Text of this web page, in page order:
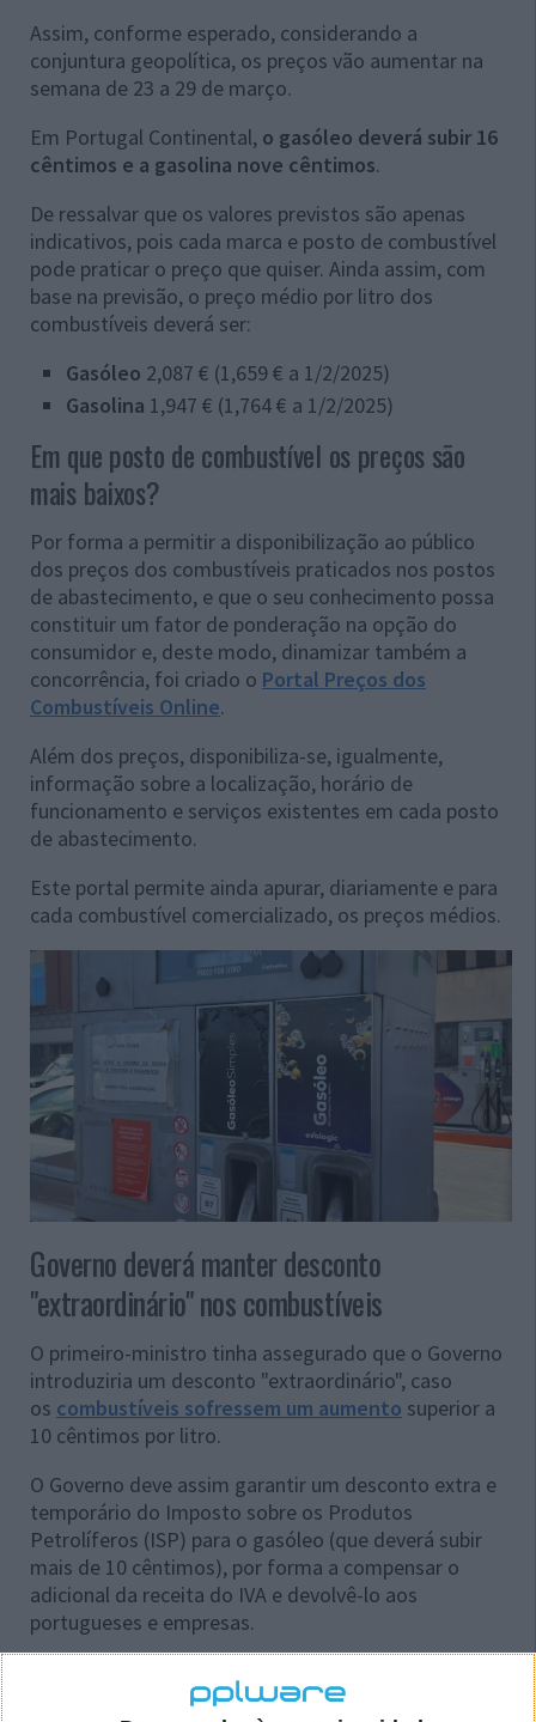
Assim, conforme esperado, considerando a
conjuntura geopolítica, os preços vão aumentar na
semana de 23 a 29 de março.
Em Portugal Continental, o gasóleo deverá subir 16
cêntimos e a gasolina nove cêntimos.
De ressalvar que os valores previstos são apenas
indicativos, pois cada marca e posto de combustível
pode praticar o preço que quiser. Ainda assim, com
base na previsão, o preço médio por litro dos
combustíveis deverá ser:
Gasóleo 2,087 € (1,659 € a 1/2/2025)
Gasolina 1,947 € (1,764 € a 1/2/2025)
Em que posto de combustível os preços são
mais baixos?
Por forma a permitir a disponibilização ao público
dos preços dos combustíveis praticados nos postos
de abastecimento, e que o seu conhecimento possa
constituir um fator de ponderação na opção do
consumidor e, deste modo, dinamizar também a
concorrência, foi criado o Portal Preços dos
Combustíveis Online.
Além dos preços, disponibiliza-se, igualmente,
informação sobre a localização, horário de
funcionamento e serviços existentes em cada posto
de abastecimento.
Este portal permite ainda apurar, diariamente e para
cada combustível comercializado, os preços médios.
Governo deverá manter desconto
"extraordinário" nos combustíveis
O primeiro-ministro tinha assegurado que o Governo
introduziria um desconto "extraordinário", caso
os combustíveis sofressem um aumento superior a
10 cêntimos por litro.
O Governo deve assim garantir um desconto extra e
temporário do Imposto sobre os Produtos
Petrolíferos (ISP) para o gasóleo (que deverá subir
mais de 10 cêntimos), por forma a compensar o
adicional da receita do IVA e devolvê-lo aos
portugueses e empresas.